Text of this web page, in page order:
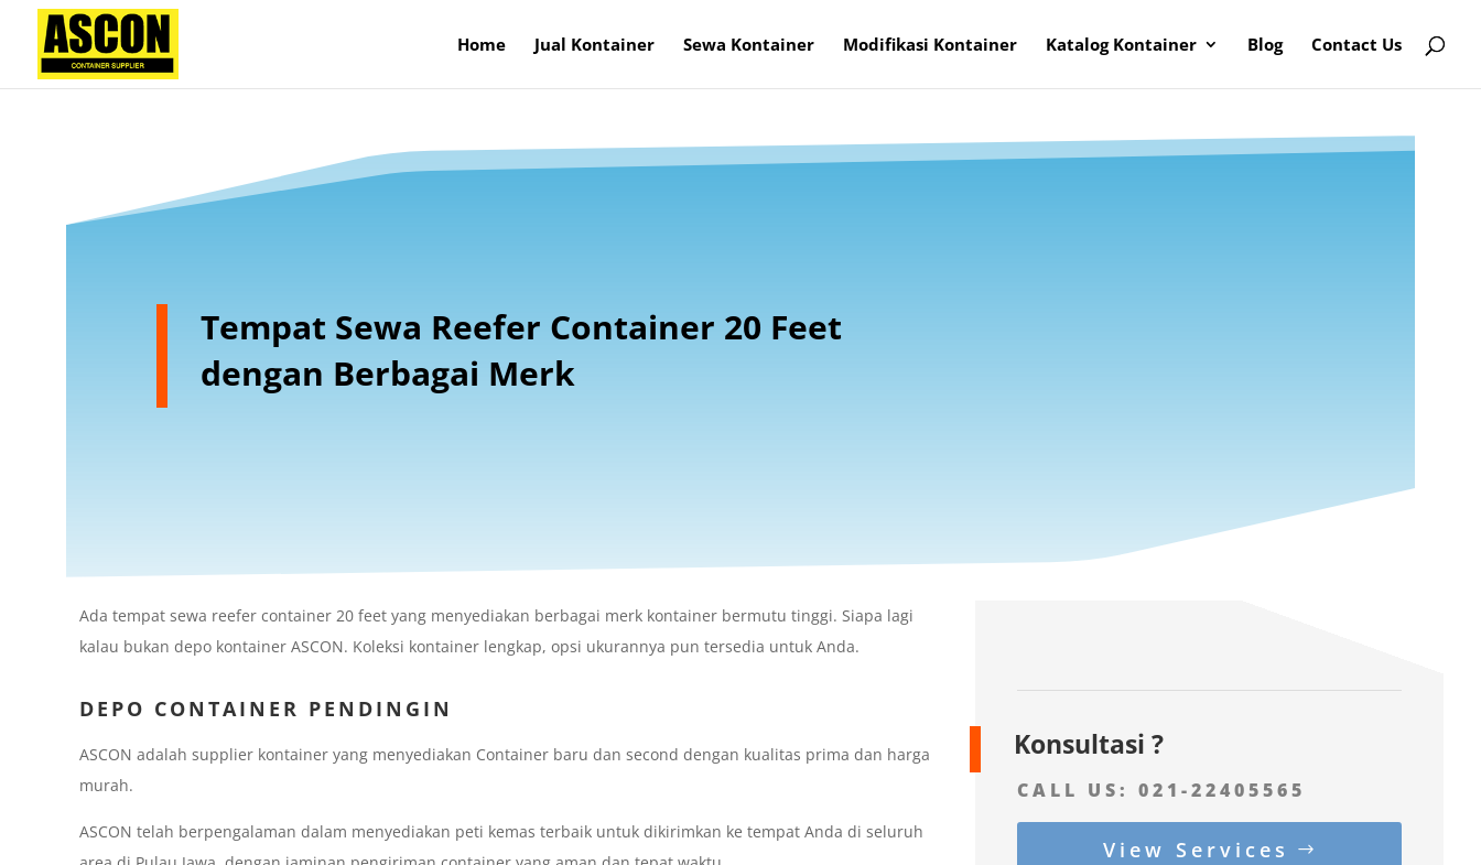
Home Jual Kontainer Sewa Kontainer Modifikasi Kontainer Katalog Kontainer Blog Contact Us
Tempat Sewa Reefer Container 20 Feet
dengan Berbagai Merk
Ada tempat sewa reefer container 20 feet yang menyediakan berbagai merk kontainer bermutu tinggi. Siapa lagi
kalau bukan depo kontainer ASCON. Koleksi kontainer lengkap, opsi ukurannya pun tersedia untuk Anda.
DEPO CONTAINER PENDINGIN
ASCON adalah supplier kontainer yang menyediakan Container baru dan second dengan kualitas prima dan harga
murah.
ASCON telah berpengalaman dalam menyediakan peti kemas terbaik untuk dikirimkan ke tempat Anda di seluruh
Konsultasi ?
CALL US:021-22405565
View Services